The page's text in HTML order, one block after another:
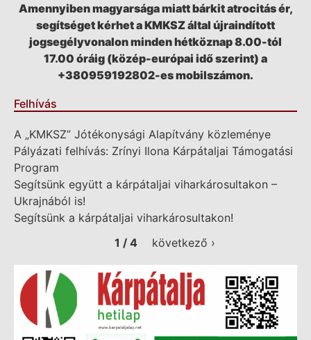
Amennyiben magyarsága miatt bárkit atrocitás ér,
segítséget kérhet a KMKSZ által újraindított
jogsegélyvonalon minden hétköznap 8.00-tól
17.00 óráig (közép-európai idő szerint) a
+380959192802-es mobilszámon.
Felhívás
A „KMKSZ” Jótékonysági Alapítvány közleménye
Pályázati felhívás: Zrínyi Ilona Kárpátaljai Támogatási
Program
Segítsünk együtt a kárpátaljai viharkárosultakon –
Ukrajnából is!
Segítsünk a kárpátaljai viharkárosultakon!
1 / 4
következő ›